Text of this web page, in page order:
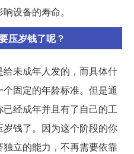
设备的寿命。
压岁钱了呢？
未成年人发的，而具体什
固定的年龄标准。但是通
经成年并且有了自己的工
钱了。因为这个阶段的你
立的能力，不再需要依靠